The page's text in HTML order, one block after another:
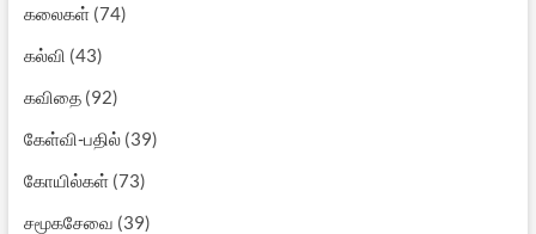
கலைகள்(74)
கல்வி (43)
கவிதை(92)
கேள்வி-பதில்(39)
கோயில்கள்(73)
சமூகசேவை (39)